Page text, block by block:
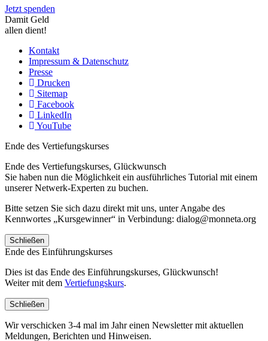
Jetzt spenden
Damit Geld
allen dient!
Kontakt
Impressum & Datenschutz
Presse
Drucken
Sitemap
Facebook
LinkedIn
YouTube
Ende des Vertiefungskurses
Ende des Vertiefungskurses, Glückwunsch
Sie haben nun die Möglichkeit ein ausführliches Tutorial mit einem
unserer Netwerk-Experten zu buchen.
Bitte setzen Sie sich dazu direkt mit uns, unter Angabe des
Kennwortes „Kursgewinner“ in Verbindung: dialog@monneta.org
Schließen
Ende des Einführungskurses
Dies ist das Ende des Einführungskurses, Glückwunsch!
Weiter mit dem Vertiefungskurs.
Schließen
Wir verschicken 3-4 mal im Jahr einen Newsletter mit aktuellen
Meldungen, Berichten und Hinweisen.